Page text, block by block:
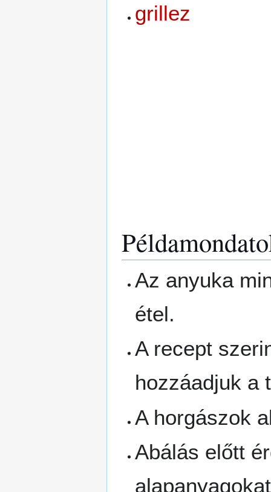
grillez
Az anyuka
étel.
A recept
hozzáadjuk a
A horgászok
Abálás előtt